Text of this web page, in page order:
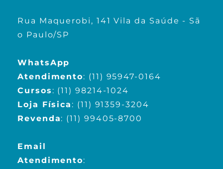
Rua Maquerobi, 141 Vila da Saúde - Sã
o Paulo/SP
WhatsApp
Atendimento: (11) 95947-0164
Cursos : (11) 98214-1024
Loja Física : (11) 91359-3204
Revenda: (11) 99405-8700
Email
Atendimento: